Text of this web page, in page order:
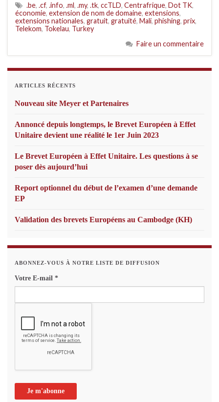
.be, .cf, .info, .ml, .my, .tk, ccTLD, Centrafrique, Dot TK,
économie, extension de nom de domaine, extensions,
extensions nationales, gratuit, gratuité, Mali, phishing, prix,
Telekom, Tokelau, Turkey
Faire un commentaire
ARTICLES RÉCENTS
Nouveau site Meyer et Partenaires
Annoncé depuis longtemps, le Brevet Européen à Effet
Unitaire devient une réalité le 1er Juin 2023
Le Brevet Européen à Effet Unitaire. Les questions à se
poser dès aujourd’hui
Report optionnel du début de l’examen d’une demande
EP
Validation des brevets Européens au Cambodge (KH)
ABONNEZ-VOUS À NOTRE LISTE DE DIFFUSION
Votre E-mail *